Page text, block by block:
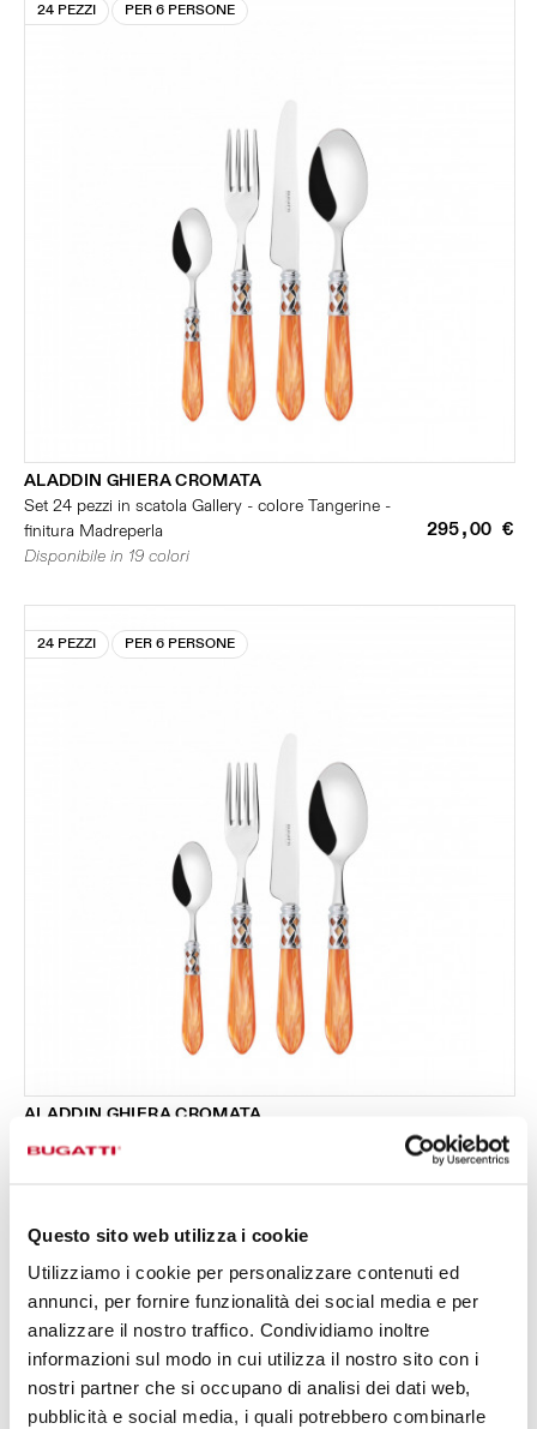
Questo sito web utilizza i cookie
Utilizziamo i cookie per personalizzare contenuti ed
annunci, per fornire funzionalità dei social media e per
analizzare il nostro traffico. Condividiamo inoltre
informazioni sul modo in cui utilizza il nostro sito con i
nostri partner che si occupano di analisi dei dati web,
pubblicità e social media, i quali potrebbero combinarle
24 PEZZI PER 6 PERSONE
ALADDIN GHIERA CROMATA
Set 24 pezzi in scatola Gallery - colore Tangerine -
finitura Madreperla
295,00 €
Disponibile in 19 colori
24 PEZZI PER 6 PERSONE
ALADDIN GHIERA CROMATA
295,00 €
24 PEZZI PER 6 PERSONE